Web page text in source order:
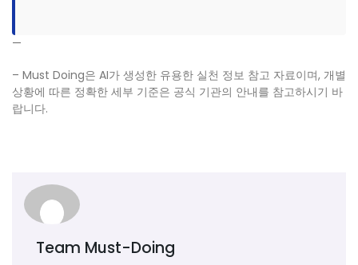
—
– Must Doing은 AI가 생성한 유용한 실천 정보 참고 자료이며, 개별
상황에 따른 정확한 세부 기준은 공식 기관의 안내를 참고하시기 바
랍니다.
Team Must-Doing